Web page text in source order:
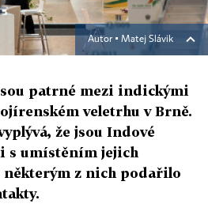
Autor ▪ Matej Slávik
patrné mezi indickými
veletrhu v Brně.
že jsou Indové
s umístěním jejich
některým z nich podařilo